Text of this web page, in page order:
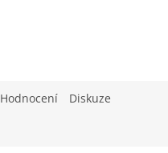
Hodnocení Diskuze